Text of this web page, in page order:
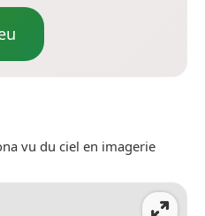
vu du ciel en imagerie